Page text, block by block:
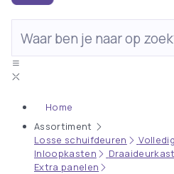
Home
Assortiment
Losse schuifdeuren
Inloopkasten
Extra panelen